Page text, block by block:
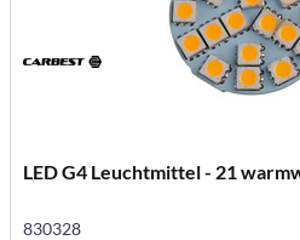
LED G4 Leuchtmittel - 21
830328